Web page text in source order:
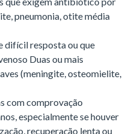
pneumonia, otite média
difícil resposta ou que
Duas ou mais
(meningite, osteomielite,
com comprovação
especialmente se houver
recuperação lenta ou